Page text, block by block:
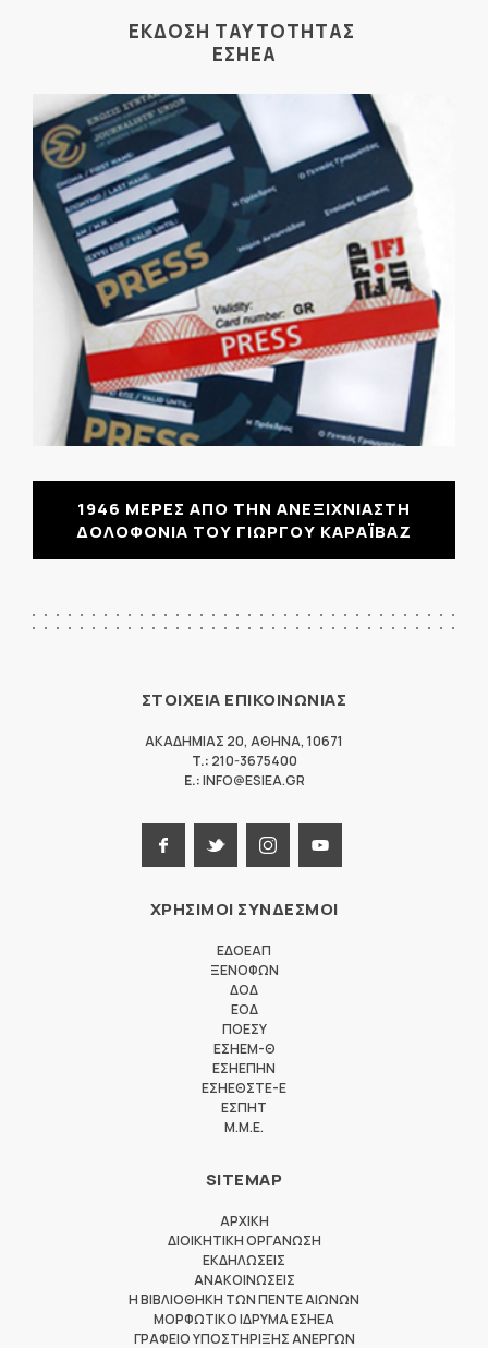
ΕΚΔΟΣΗ ΤΑΥΤΟΤΗΤΑΣ
ΕΣΗΕΑ
1946 ΜΕΡΕΣ ΑΠΟ ΤΗΝ ΑΝΕΞΙΧΝΙΑΣΤΗ
ΔΟΛΟΦΟΝΙΑ ΤΟΥ ΓΙΩΡΓΟΥ ΚΑΡΑΪΒΑΖ
ΣΤΟΙΧΕΙΑ ΕΠΙΚΟΙΝΩΝΙΑΣ
ΑΚΑΔΗΜΙΑΣ 20, ΑΘΗΝΑ, 10671
T.: 210-3675400
E.:INFO@ESIEA.GR
ΧΡΗΣΙΜΟΙ ΣΥΝΔΕΣΜΟΙ
ΕΔΟΕΑΠ
ΞΕΝΟΦΩΝ
ΔΟΔ
ΕΟΔ
ΠΟΕΣΥ
ΕΣΗΕΜ-Θ
ΕΣΗΕΠΗΝ
ΕΣΗΕΘΣΤΕ-Ε
ΕΣΠΗΤ
M.M.E.
SITEMAP
ΑΡΧΙΚΗ
ΔΙΟΙΚΗΤΙΚΗ ΟΡΓΑΝΩΣΗ
ΕΚΔΗΛΩΣΕΙΣ
ΑΝΑΚΟΙΝΩΣΕΙΣ
Η ΒΙΒΛΙΟΘΗΚΗ ΤΩΝ ΠΕΝΤΕ ΑΙΩΝΩΝ
ΜΟΡΦΩΤΙΚΟ ΙΔΡΥΜΑ ΕΣΗΕΑ
ΓΡΑΦΕΙΟ ΥΠΟΣΤΗΡΙΞΗΣ ΑΝΕΡΓΩΝ